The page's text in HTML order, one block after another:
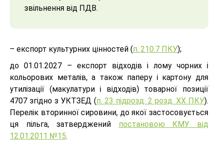
звільнення від ПДВ.
– експорт культурних цінностей (п. 210.7 ПКУ);
до 01.01.2027 – експорт відходів і лому чорних і
кольорових металів, а також паперу і картону для
утилізації (макулатури і відходів) товарної позиції
4707 згідно з УКТЗЕД (п. 23 підрозд. 2 розд. ХХ ПКУ).
Перелік вторинної сировини, до якої застосовується
ця пільга, затверджений постановою КМУ від
12.01.2011 №15.